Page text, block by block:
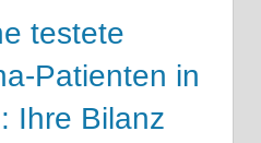
testete
Patienten in
Ihre Bilanz